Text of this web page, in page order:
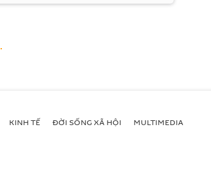
KINH TẾ ĐỜI SỐNG XÃ HỘI MULTIMEDIA